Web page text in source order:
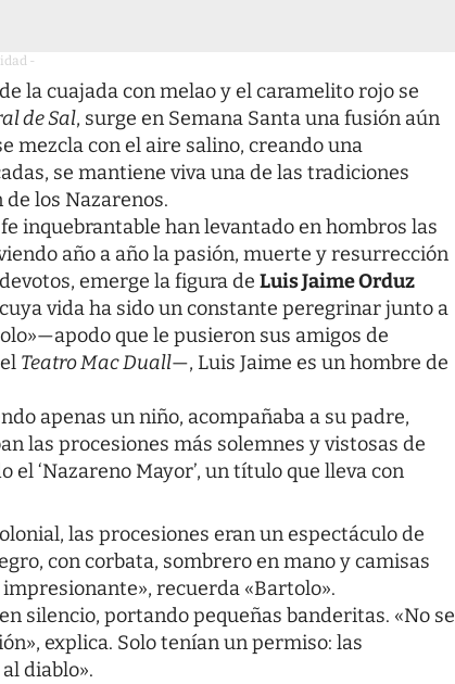
-
la cuajada con melao y el caramelito rojo se
de Sal, surge en Semana Santa una fusión aún
mezcla con el aire salino, creando una
se mantiene viva una de las tradiciones
los Nazarenos.
inquebrantable han levantado en hombros las
año a año la pasión, muerte y resurrección
emerge la figura de Luis Jaime Orduz
vida ha sido un constante peregrinar junto a
que le pusieron sus amigos de
Teatro Mac Duall—, Luis Jaime es un hombre de
apenas un niño, acompañaba a su padre,
las procesiones más solemnes y vistosas de
el ‘Nazareno Mayor’, un título que lleva con
las procesiones eran un espectáculo de
con corbata, sombrero en mano y camisas
recuerda «Bartolo».
silencio, portando pequeñas banderitas. «No se
explica. Solo tenían un permiso: las
diablo».